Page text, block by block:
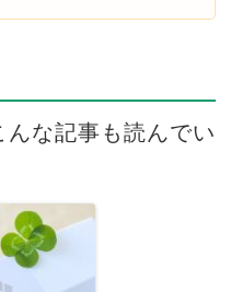
な記事も読んでい